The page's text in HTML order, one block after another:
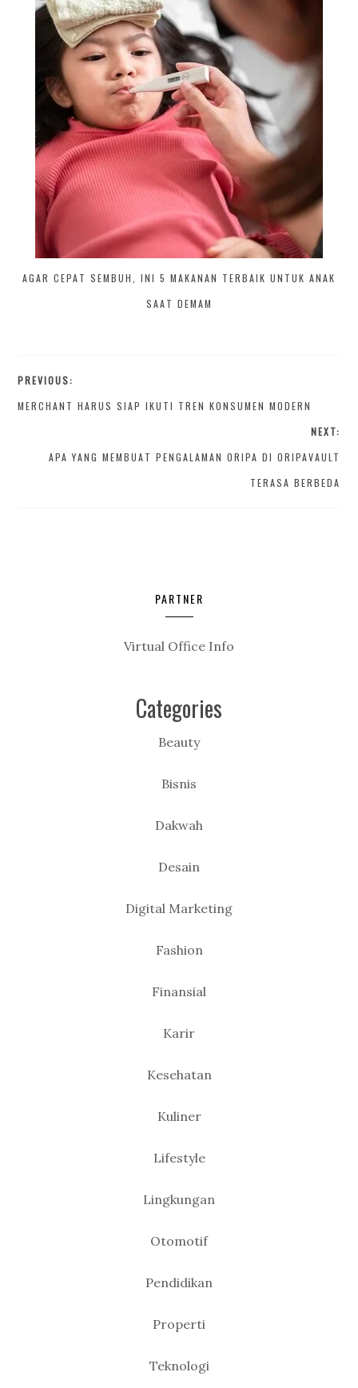
AGAR CEPAT SEMBUH, INI 5 MAKANAN TERBAIK UNTUK ANAK
SAAT DEMAM
PREVIOUS:
MERCHANT HARUS SIAP IKUTI TREN KONSUMEN MODERN
NEXT:
APA YANG MEMBUAT PENGALAMAN ORIPA DI ORIPAVAULT
TERASA BERBEDA
PARTNER
Virtual Office Info
Categories
Beauty
Bisnis
Dakwah
Desain
Digital Marketing
Fashion
Finansial
Karir
Kesehatan
Kuliner
Lifestyle
Lingkungan
Otomotif
Pendidikan
Properti
Teknologi